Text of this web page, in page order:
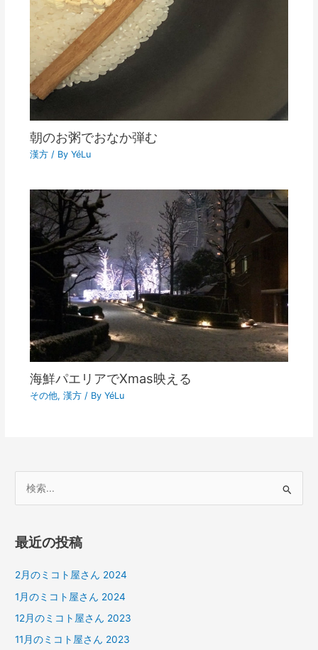
朝のお粥でおなか弾む
漢方/ By YéLu
海鮮パエリアでXmas映える
その他, 漢方/ By YéLu
象
最近の投稿
2月のミコト屋さん 2024
1月のミコト屋さん 2024
12月のミコト屋さん 2023
11月のミコト屋さん 2023